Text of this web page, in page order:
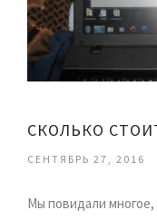
СЕНТЯБРЬ 27, 2016
Мы повидали многое,